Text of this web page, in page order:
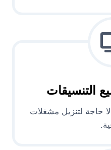
التنسيقات
حاجة لتنزيل مشغلات